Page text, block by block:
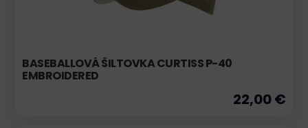
BASEBALLOVÁ ŠILTOVKA CURTISS P-40
EMBROIDERED
22,00 €